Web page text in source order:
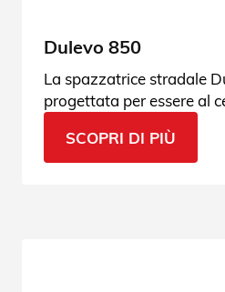
Dulevo 850
La spazzatrice stradale
progettata per essere al
scopri tutti i dettagli.
SCOPRI DI PIÙ